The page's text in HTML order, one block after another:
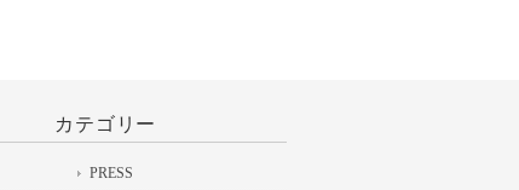
カテゴリー
PRESS